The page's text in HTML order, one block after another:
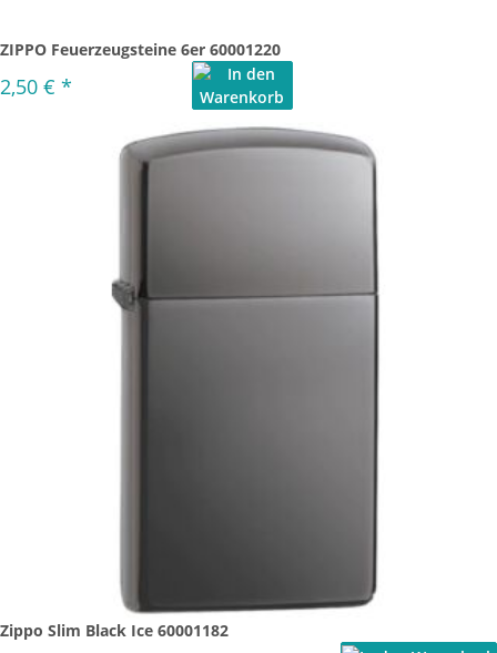
ZIPPO Feuerzeugsteine 6er 60001220
2,50 € *
Zippo Slim Black Ice 60001182